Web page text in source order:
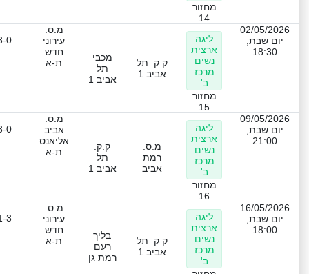
מחזור
14
02/05/2026
יום שבת,
18:30
ליגה
ארצית
נשים
מרכז
ב'
מחזור
15
ק.ק. תל
אביב 1
מכבי
תל
אביב 1
מ.ס.
עירוני
חדש
ת-א
0
09/05/2026
יום שבת,
21:00
ליגה
ארצית
נשים
מרכז
ב'
מחזור
16
מ.ס.
רמת
אביב
ק.ק.
תל
אביב 1
מ.ס.
אביב
אליאנס
ת-א
0
16/05/2026
יום שבת,
18:00
ליגה
ארצית
נשים
מרכז
ב'
ק.ק. תל
אביב 1
בליך
רעם
רמת גן
מ.ס.
עירוני
חדש
ת-א
3